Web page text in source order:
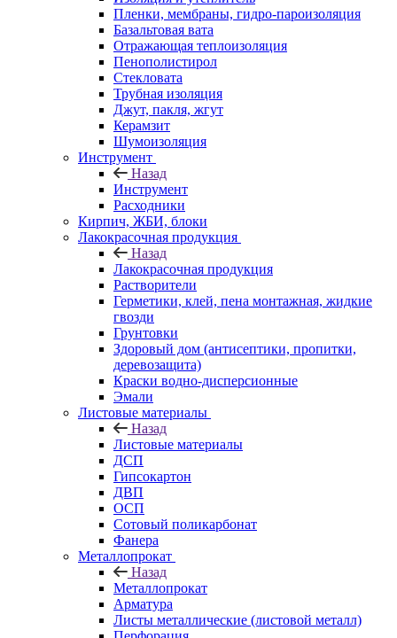
Пленки, мембраны, гидро-пароизоляция
Базальтовая вата
Отражающая теплоизоляция
Пенополистирол
Стекловата
Трубная изоляция
Джут, пакля, жгут
Керамзит
Шумоизоляция
Инструмент
Назад
Инструмент
Расходники
Кирпич, ЖБИ, блоки
Лакокрасочная продукция
Назад
Лакокрасочная продукция
Растворители
Герметики, клей, пена монтажная, жидкие
гвозди
Грунтовки
Здоровый дом (антисептики, пропитки,
деревозащита)
Краски водно-дисперсионные
Эмали
Листовые материалы
Назад
Листовые материалы
ДСП
Гипсокартон
ДВП
ОСП
Сотовый поликарбонат
Фанера
Металлопрокат
Назад
Металлопрокат
Арматура
Листы металлические (листовой металл)